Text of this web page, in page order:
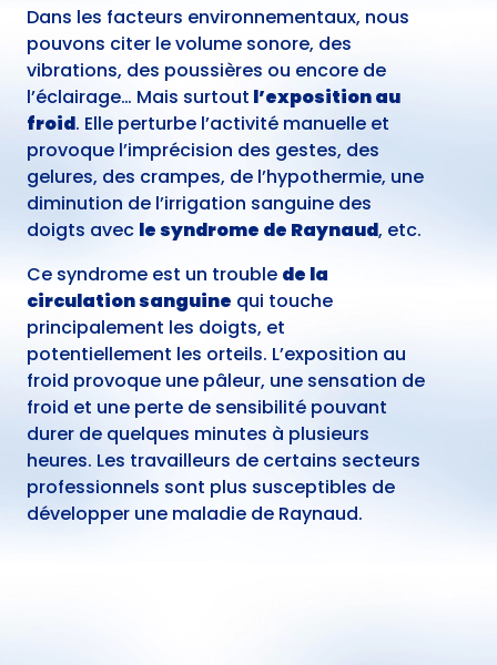
Dans les facteurs environnementaux, nous
pouvons citer le volume sonore, des
vibrations, des poussières ou encore de
l’éclairage… Mais surtout l’exposition au
froid. Elle perturbe l’activité manuelle et
provoque l’imprécision des gestes, des
gelures, des crampes, de l’hypothermie, une
diminution de l’irrigation sanguine des
doigts avec le syndrome de Raynaud, etc.
Ce syndrome est un trouble de la
circulation sanguine qui touche
principalement les doigts, et
potentiellement les orteils. L’exposition au
froid provoque une pâleur, une sensation de
froid et une perte de sensibilité pouvant
durer de quelques minutes à plusieurs
heures. Les travailleurs de certains secteurs
professionnels sont plus susceptibles de
développer une maladie de Raynaud.